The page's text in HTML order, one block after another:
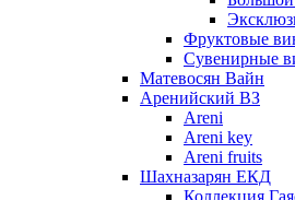
Фруктовые
Cувенирные
Матевосян Вайн
Аренийский ВЗ
Areni
Areni key
Areni fruits
Шахназарян ЕКД
Коллекция